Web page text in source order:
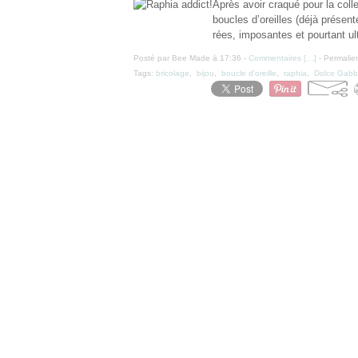
Après avoir craqué pour la
boucles d’oreilles (déjà
rées, imposantes et pourtant
Posté par Bee Made à 17:36 - Commentaires [ ] -
Tags: bricolage bijou boucle d'oreille raphia Dolce